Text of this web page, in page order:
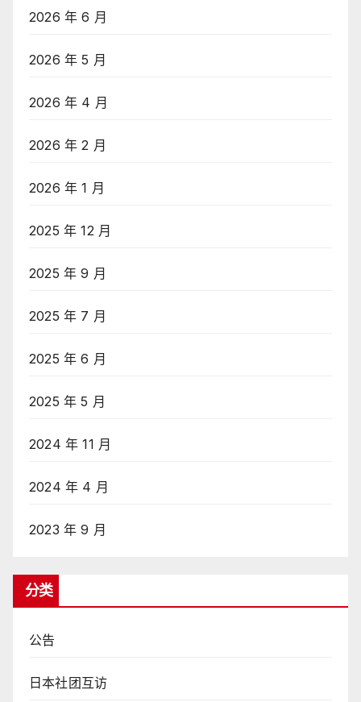
2026 年 6 月
2026 年 5 月
2026 年 4 月
2026 年 2 月
2026 年 1 月
2025 年 12 月
2025 年 9 月
2025 年 7 月
2025 年 6 月
2025 年 5 月
2024 年 11 月
2024 年 4 月
2023 年 9 月
分类
公告
日本社团互访